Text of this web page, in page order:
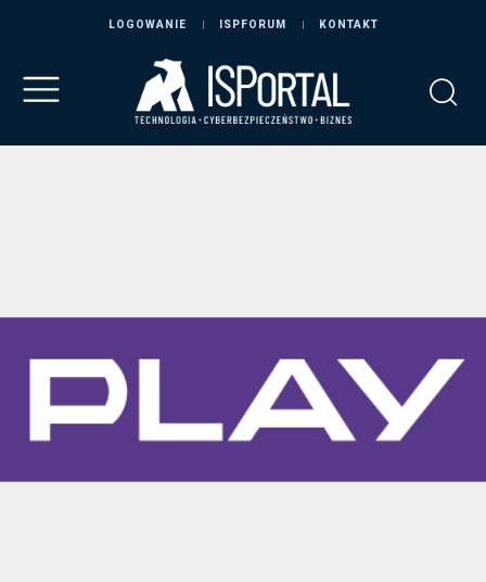
LOGOWANIE ISPFORUM KONTAKT